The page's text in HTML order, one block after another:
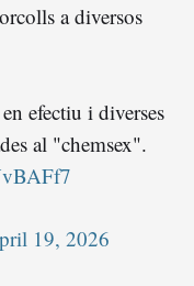
a diversos
efectiu i diverses
al "chemsex".
19, 2026